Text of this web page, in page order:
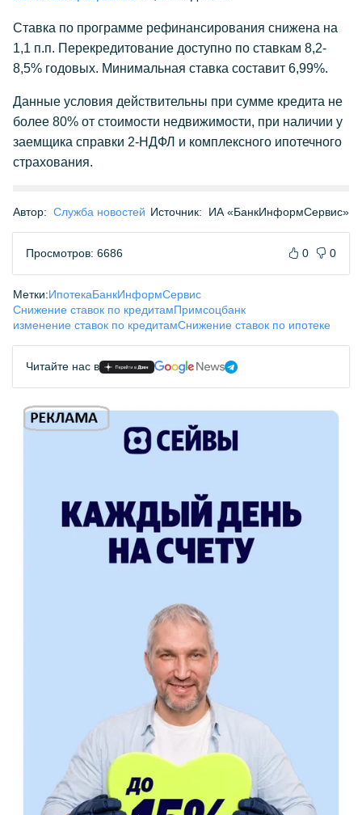
Ставка по программе рефинансирования снижена на
1,1 п.п. Перекредитование доступно по ставкам 8,2-
8,5% годовых. Минимальная ставка составит 6,99%.
Данные условия действительны при сумме кредита не
более 80% от стоимости недвижимости, при наличии у
заемщика справки 2-НДФЛ и комплексного ипотечного
страхования.
Автор: Служба новостей Источник: ИА «БанкИнформСервис»
Просмотров: 6686 0 0
Метки:ИпотекаБанкИнформСервис
Снижение ставок по кредитамПримсоцбанк
изменение ставок по кредитамСнижение ставок по ипотеке
Читайте нас в